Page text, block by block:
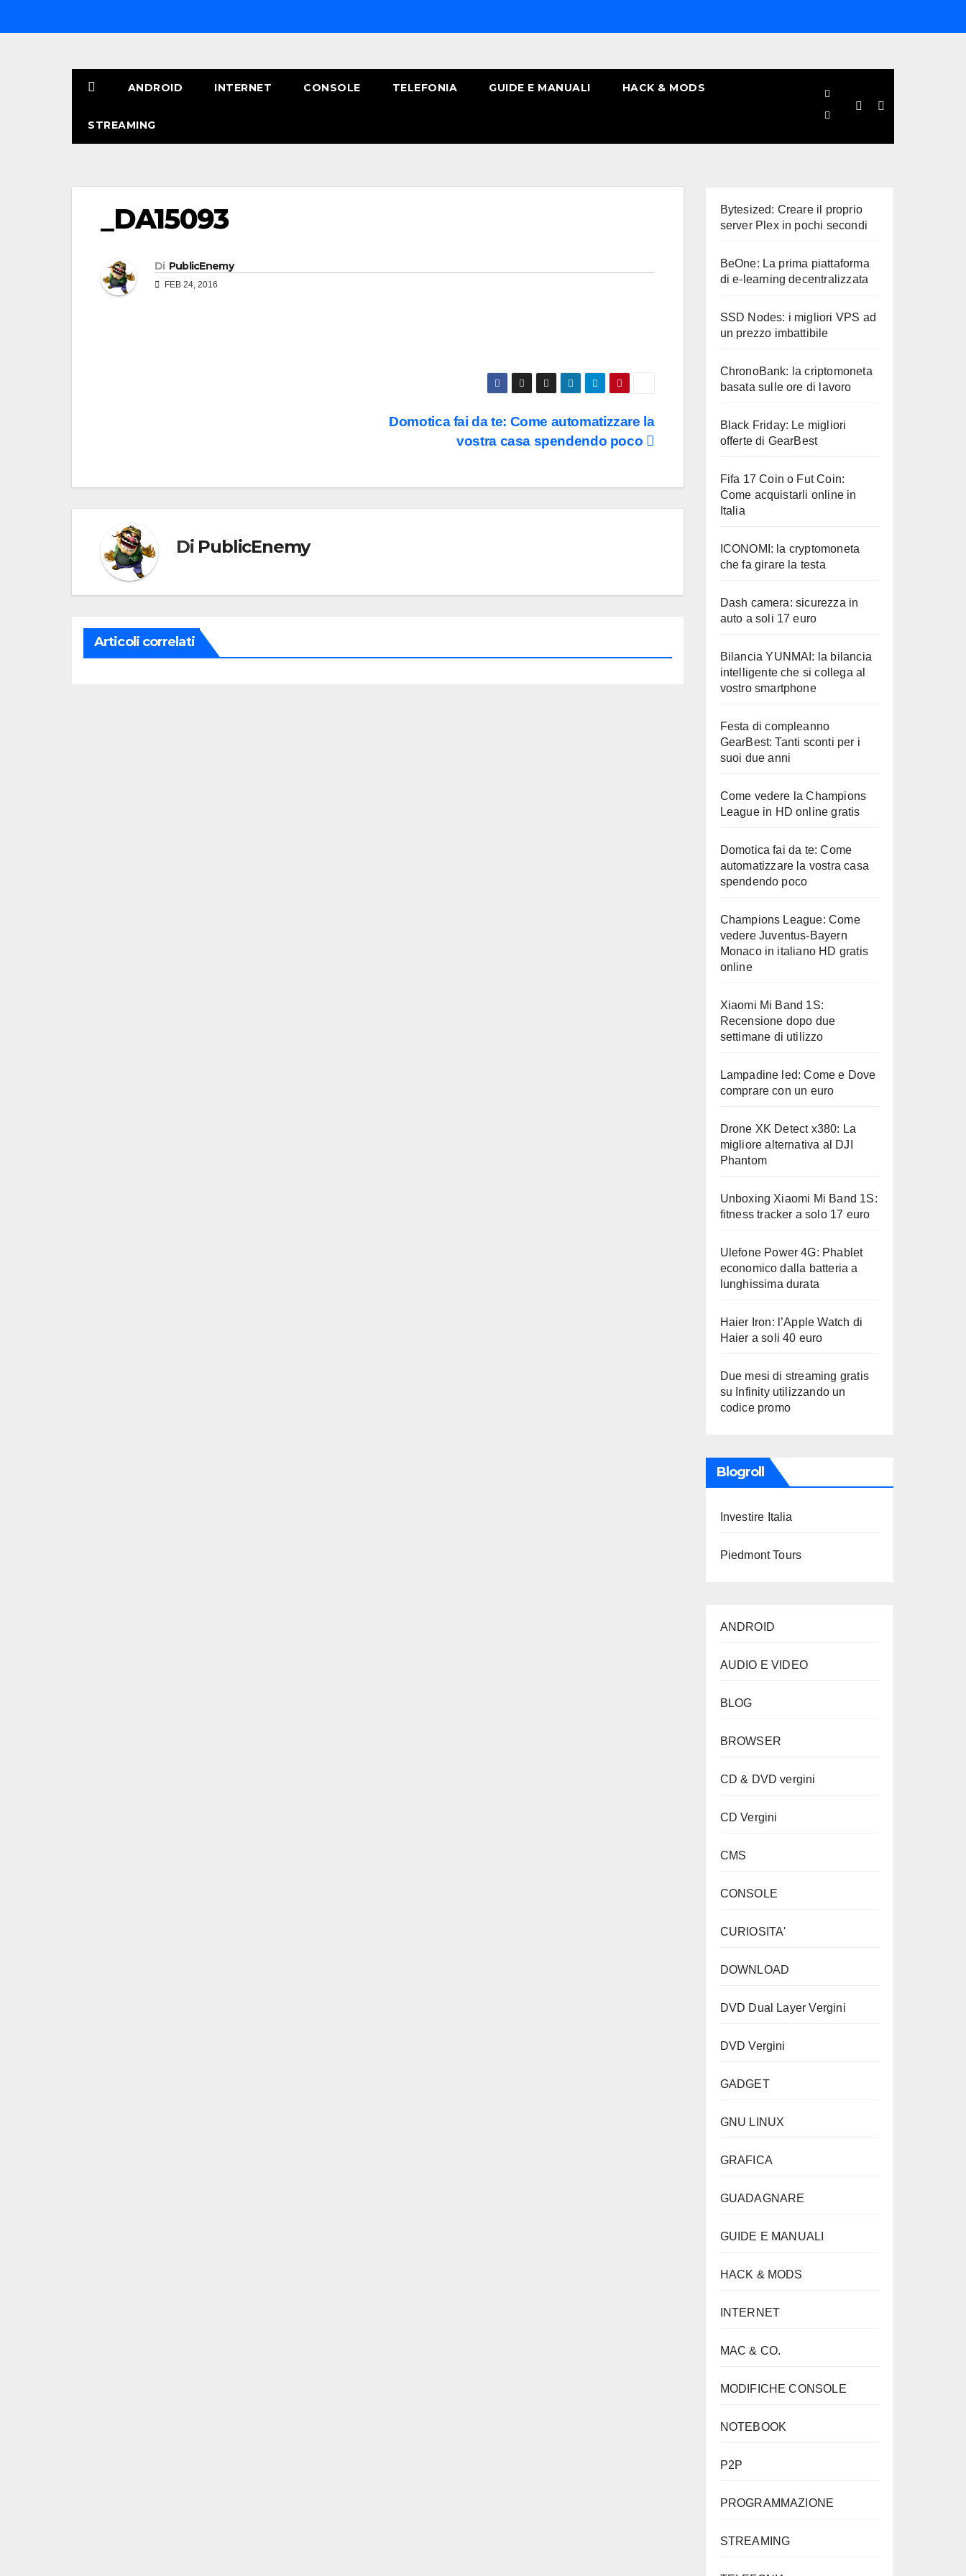
al
ANDROID INTERNET CONSOLE TELEFONIA GUIDE E MANUALI HACK & MODS
STREAMING
_DA15093
Di PublicEnemy
FEB 24, 2016
Domotica fai da te: Come automatizzare la
vostra casa spendendo poco
Di PublicEnemy
Articoli correlati
Bytesized: Creare il proprio
server Plex in pochi secondi
BeOne: La prima piattaforma
di e-learning decentralizzata
SSD Nodes: i migliori VPS ad
un prezzo imbattibile
ChronoBank: la criptomoneta
basata sulle ore di lavoro
Black Friday: Le migliori
offerte di GearBest
Fifa 17 Coin o Fut Coin:
Come acquistarli online in
Italia
ICONOMI: la cryptomoneta
che fa girare la testa
Dash camera: sicurezza in
auto a soli 17 euro
Bilancia YUNMAI: la bilancia
intelligente che si collega al
vostro smartphone
Festa di compleanno
GearBest: Tanti sconti per i
suoi due anni
Come vedere la Champions
League in HD online gratis
Domotica fai da te: Come
automatizzare la vostra casa
spendendo poco
Champions League: Come
vedere Juventus-Bayern
Monaco in italiano HD gratis
online
Xiaomi Mi Band 1S:
Recensione dopo due
settimane di utilizzo
Lampadine led: Come e Dove
comprare con un euro
Drone XK Detect x380: La
migliore alternativa al DJI
Phantom
Unboxing Xiaomi Mi Band 1S:
fitness tracker a solo 17 euro
Ulefone Power 4G: Phablet
economico dalla batteria a
lunghissima durata
Haier Iron: l’Apple Watch di
Haier a soli 40 euro
Due mesi di streaming gratis
su Infinity utilizzando un
codice promo
Blogroll
Investire Italia
Piedmont Tours
ANDROID
AUDIO E VIDEO
BLOG
BROWSER
CD & DVD vergini
CD Vergini
CMS
CONSOLE
CURIOSITA'
DOWNLOAD
DVD Dual Layer Vergini
DVD Vergini
GADGET
GNU LINUX
GRAFICA
GUADAGNARE
GUIDE E MANUALI
HACK & MODS
INTERNET
MAC & CO.
MODIFICHE CONSOLE
NOTEBOOK
P2P
PROGRAMMAZIONE
STREAMING